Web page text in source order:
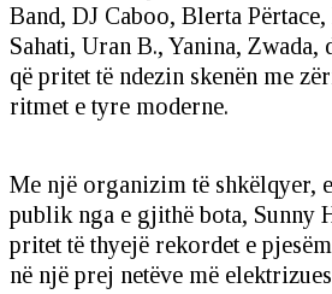
Band, DJ Caboo, Blerta
Sahati, Uran B., Yanina, Zwada,
që pritet të ndezin skenën me
ritmet e tyre moderne.
Me një organizim të shkëlqyer,
publik nga e gjithë bota, Sunny
pritet të thyejë rekordet e
në një prej netëve më